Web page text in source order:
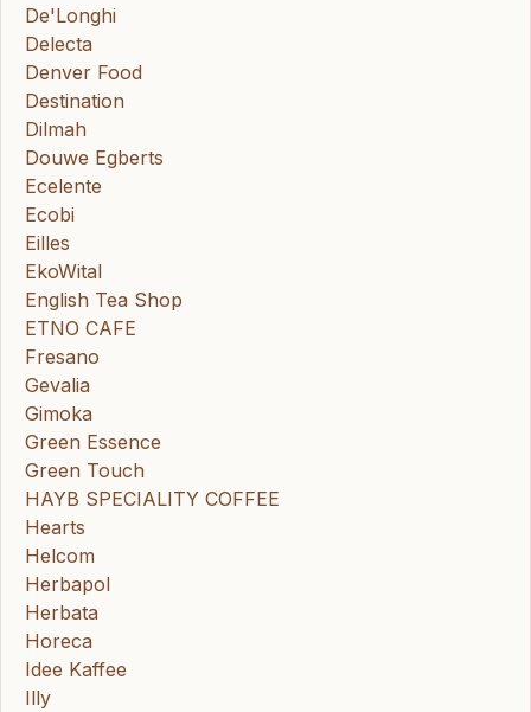
De'Longhi
Delecta
Denver Food
Destination
Dilmah
Douwe Egberts
Ecelente
Ecobi
Eilles
EkoWital
English Tea Shop
ETNO CAFE
Fresano
Gevalia
Gimoka
Green Essence
Green Touch
HAYB SPECIALITY COFFEE
Hearts
Helcom
Herbapol
Herbata
Horeca
Idee Kaffee
Illy